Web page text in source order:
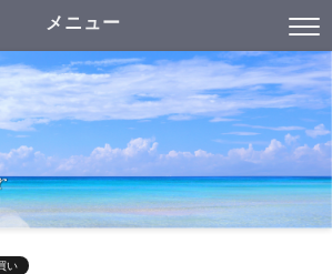
メニュー
い